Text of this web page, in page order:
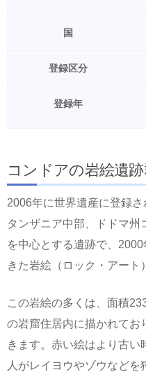
国
登録区分
登録年
コンドアの岩絵遺
2006年に世界遺産に登録さ
タンザニア中部、ドドマ
を中心とする遺跡で、
きた岩絵（ロック・アート
この岩絵の多くは、面積
の岩窟住居内に描かれてお
きます。赤い絵はより古
人がレイヨウやゾウなど